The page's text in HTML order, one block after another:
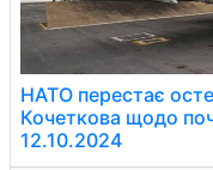
НАТО перестає
Кочеткова щодо
12.10.2024